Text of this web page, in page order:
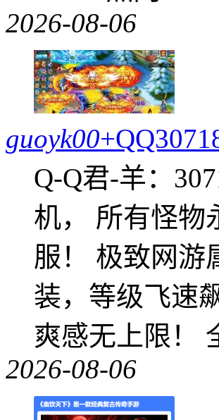
2026-08-06
guoyk00
Q-Q君-羊：
机， 所有怪物
服！ 极致网游
装，等级飞速
爽感无上限！
2026-08-06